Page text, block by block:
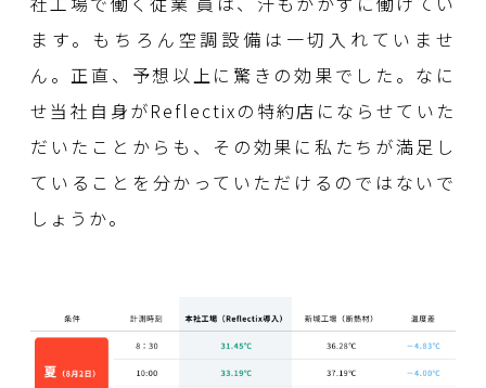
ます。もちろん空調設備は一切入れていませ
ん。正直、予想以上に驚きの効果でした。なに
せ当社自身がReflectixの特約店にならせていた
だいたことからも、その効果に私たちが満足し
ていることを分かっていただけるのではないで
しょうか。